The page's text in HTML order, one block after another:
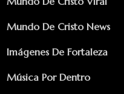
Mundo De Cristo News
Imágenes De Fortaleza
Música Por Dentro